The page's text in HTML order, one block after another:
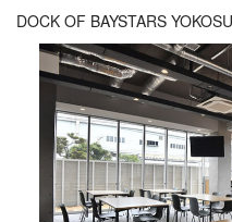
DOCK OF BAYSTARS